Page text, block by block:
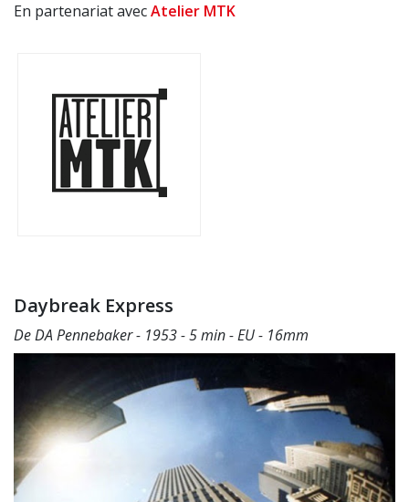
En partenariat avecAtelier MTK
Daybreak Express
De DA Pennebaker - 1953 - 5 min - EU - 16mm